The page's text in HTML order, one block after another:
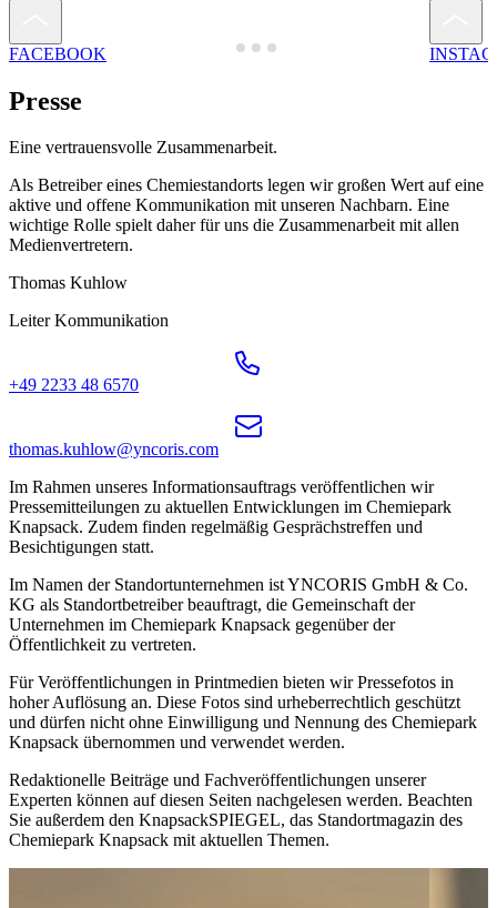
FACEBOOK
Presse
Eine vertrauensvolle Zusammenarbeit.
Als Betreiber eines Chemiestandorts legen wir großen Wert auf eine
aktive und offene Kommunikation mit unseren Nachbarn. Eine
wichtige Rolle spielt daher für uns die Zusammenarbeit mit allen
Medienvertretern.
Thomas Kuhlow
Leiter Kommunikation
+49 2233 48 6570
thomas.kuhlow@yncoris.com
Im Rahmen unseres Informationsauftrags veröffentlichen wir
Pressemitteilungen zu aktuellen Entwicklungen im Chemiepark
Knapsack. Zudem finden regelmäßig Gesprächstreffen und
Besichtigungen statt.
Im Namen der Standortunternehmen ist YNCORIS GmbH & Co.
KG als Standortbetreiber beauftragt, die Gemeinschaft der
Unternehmen im Chemiepark Knapsack gegenüber der
Öffentlichkeit zu vertreten.
Für Veröffentlichungen in Printmedien bieten wir Pressefotos in
hoher Auflösung an. Diese Fotos sind urheberrechtlich geschützt
und dürfen nicht ohne Einwilligung und Nennung des Chemiepark
Knapsack übernommen und verwendet werden.
Redaktionelle Beiträge und Fachveröffentlichungen unserer
Experten können auf diesen Seiten nachgelesen werden. Beachten
Sie außerdem den KnapsackSPIEGEL, das Standortmagazin des
Chemiepark Knapsack mit aktuellen Themen.